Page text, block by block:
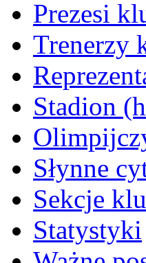
Prezesi
Trenerzy
Stadion
Słynne
Sekcje
Statystyki